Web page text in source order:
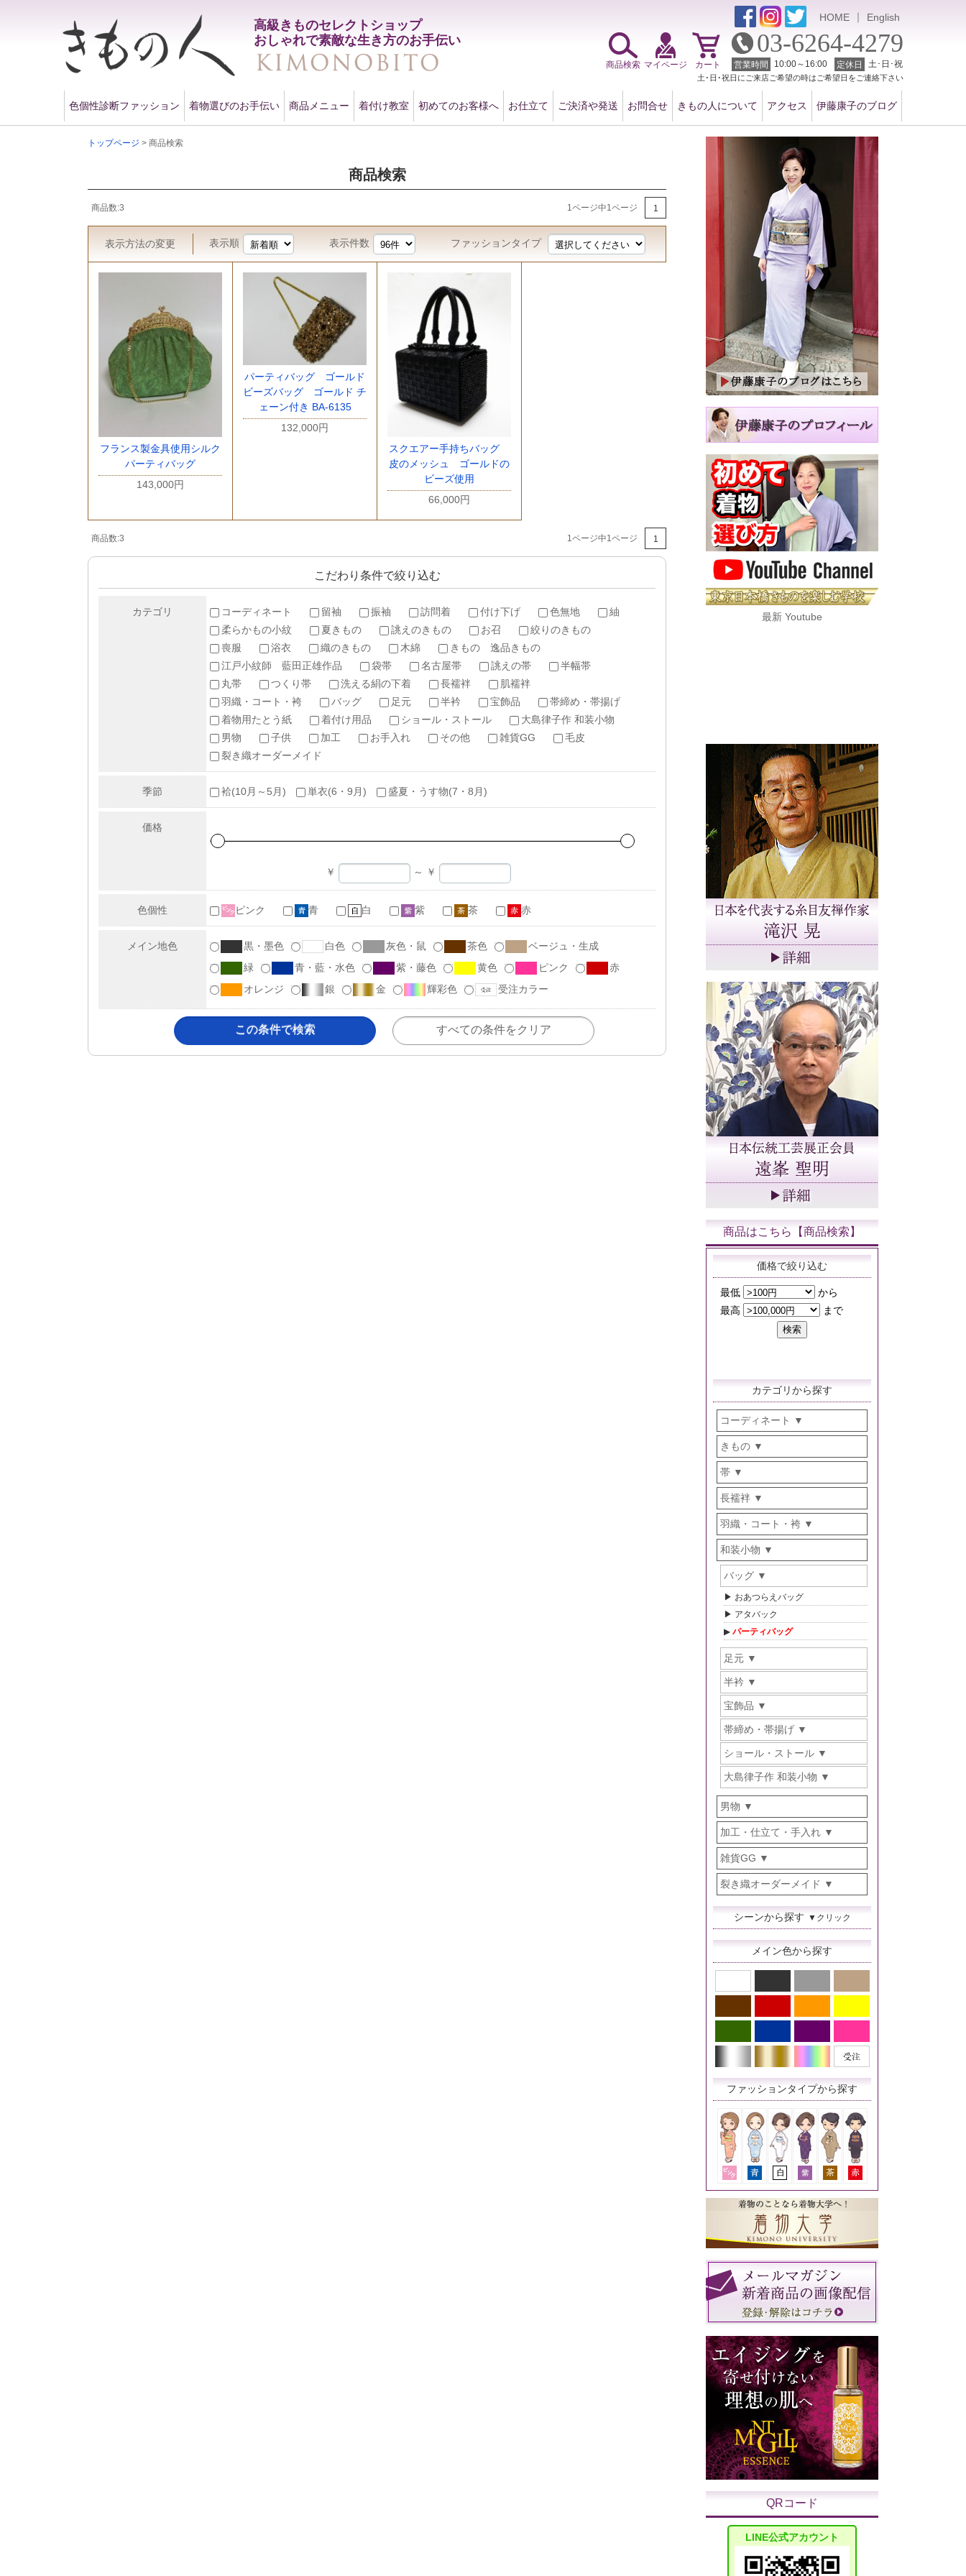
高級きものセレクトショップ
おしゃれで素敵な生き方のお手伝い
HOME ｜ English
色個性診断ファッション 着物選びのお手伝い 商品メニュー 着付け教室 初めてのお客様へ お仕立て ご決済や発送 お問合せ きもの人について アクセス 伊藤康子のブログ
商品検索 マイページ カート
03-6264-4279
営業時間 10:00～16:00 定休日 土･日･祝
土･日･祝日にご来店ご希望の時はご希望日をご連絡下さい
トップページ > 商品検索
商品検索
商品数:3 1ページ中1ページ 1
表示方法の変更 表示順 表示件数 ファッションタイプ
フランス製金具使用シルク
パーティバッグ
143,000円
パーティバッグ ゴールド
ビーズバッグ ゴールド チ
ェーン付き BA-6135
132,000円
スクエアー手持ちバッグ
皮のメッシュ ゴールドの
ビーズ使用
66,000円
商品数:3 1ページ中1ページ 1
こだわり条件で絞り込む
カテゴリ コーディネート 留袖 振袖 訪問着 付け下げ 色無地
紬
柔らかもの小紋
夏きもの 誂えのきもの お召
絞りのきもの
喪服
浴衣 織のきもの 木綿
きもの 逸品きもの
江戸小紋師 藍田正雄作品
袋帯 名古屋帯 誂えの帯
半幅帯
丸帯
つくり帯 洗える絹の下着 長襦袢
肌襦袢
羽織・コート・袴
バッグ 足元 半衿 宝飾品
帯締め・帯揚げ
着物用たとう紙
着付け用品 ショール・ストール
大島律子作 和装小物
男物
子供 加工 お手入れ その他 雑貨GG
毛皮
裂き織オーダーメイド
季節 袷(10月～5月) 単衣(6・9月) 盛夏・うす物(7・8月)
価格
￥ ～ ￥
色個性 ピンク 青 白 紫 茶 赤
メイン地色 黒・墨色 白色 灰色・鼠 茶色
ベージュ・生成
緑
青・藍・水色 紫・藤色 黄色 ピンク
赤
オレンジ
銀 金 輝彩色 受注カラー
最新 Youtube
商品はこちら【商品検索】
価格で絞り込む
カテゴリから探す
コーディネート
きもの
帯
長襦袢
羽織・コート・袴
和装小物
バッグ
おあつらえバッグ
アタバック
パーティバッグ
足元
半衿
宝飾品
帯締め・帯揚げ
ショール・ストール
大島律子作 和装小物
男物
加工・仕立て・手入れ
雑貨GG
裂き織オーダーメイド
シーンから探す ▼クリック
メイン色から探す
ファッションタイプから探す
QRコード
LINE公式アカウント